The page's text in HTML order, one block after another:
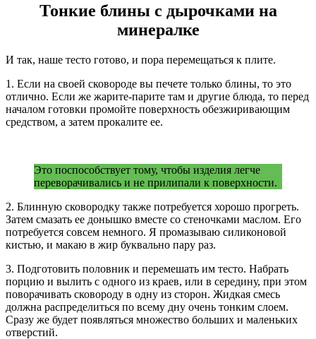
Тонкие блины с дырочками на
минералке
И так, наше тесто готово, и пора перемещаться к плите.
1. Если на своей сковороде вы печете только блины, то это
отлично. Если же жарите-парите там и другие блюда, то перед
началом готовки промойте поверхность обезжиривающим
средством, а затем прокалите ее.
Это поспособствует тому, чтобы изделия легче
переворачивались и не прилипали к поверхности.
2. Блинную сковородку также потребуется хорошо прогреть.
Затем смазать ее донышко вместе со стеночками маслом. Его
потребуется совсем немного. Я промазываю силиконовой
кистью, и макаю в жир буквально пару раз.
3. Подготовить половник и перемешать им тесто. Набрать
порцию и вылить с одного из краев, или в середину, при этом
поворачивать сковороду в одну из сторон. Жидкая смесь
должна распределиться по всему дну очень тонким слоем.
Сразу же будет появляться множество больших и маленьких
отверстий.